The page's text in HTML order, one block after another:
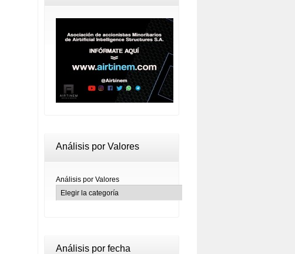
Análisis por Valores
Análisis por Valores
Análisis por fecha